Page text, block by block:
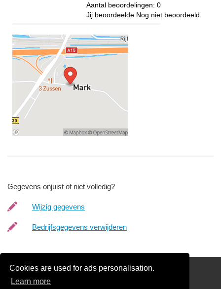
Cookies are used for ads personalisation.
Learn more
Aantal beoordelingen: 0
Jij beoordeelde Nog niet beoordeeld
Gegevens onjuist of niet volledig?
Wijzig gegevens
Bedrijfsgegevens verwijderen
Schilder Offerte Aanvragen
links